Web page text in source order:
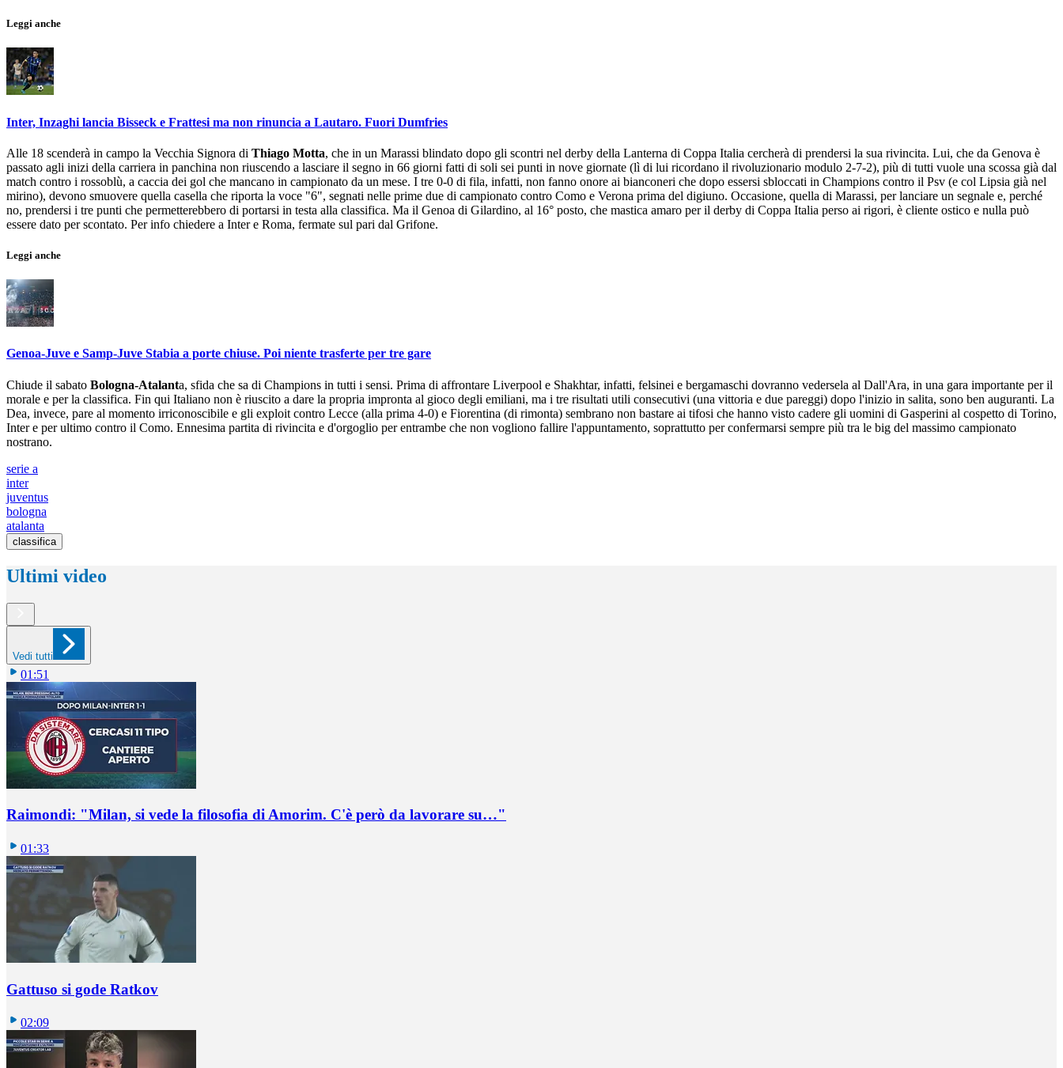
Leggi anche
Inter, Inzaghi lancia Bisseck e Frattesi ma non rinuncia a Lautaro. Fuori Dumfries
Alle 18 scenderà in campo la Vecchia Signora di Thiago Motta, che in un Marassi blindato dopo gli scontri nel derby della Lanterna di Coppa Italia cercherà di prendersi la sua rivincita. Lui, che da Genova è
passato agli inizi della carriera in panchina non riuscendo a lasciare il segno in 66 giorni fatti di soli sei punti in nove giornate (lì di lui ricordano il rivoluzionario modulo 2-7-2), più di tutti vuole una scossa già dal
match contro i rossoblù, a caccia dei gol che mancano in campionato da un mese. I tre 0-0 di fila, infatti, non fanno onore ai bianconeri che dopo essersi sbloccati in Champions contro il Psv (e col Lipsia già nel
mirino), devono smuovere quella casella che riporta la voce "6", segnati nelle prime due di campionato contro Como e Verona prima del digiuno. Occasione, quella di Marassi, per lanciare un segnale e, perché
no, prendersi i tre punti che permetterebbero di portarsi in testa alla classifica. Ma il Genoa di Gilardino, al 16° posto, che mastica amaro per il derby di Coppa Italia perso ai rigori, è cliente ostico e nulla può
essere dato per scontato. Per info chiedere a Inter e Roma, fermate sul pari dal Grifone.
Leggi anche
Genoa-Juve e Samp-Juve Stabia a porte chiuse. Poi niente trasferte per tre gare
Chiude il sabato Bologna-Atalanta, sfida che sa di Champions in tutti i sensi. Prima di affrontare Liverpool e Shakhtar, infatti, felsinei e bergamaschi dovranno vedersela al Dall'Ara, in una gara importante per il
morale e per la classifica. Fin qui Italiano non è riuscito a dare la propria impronta al gioco degli emiliani, ma i tre risultati utili consecutivi (una vittoria e due pareggi) dopo l'inizio in salita, sono ben auguranti. La
Dea, invece, pare al momento irriconoscibile e gli exploit contro Lecce (alla prima 4-0) e Fiorentina (di rimonta) sembrano non bastare ai tifosi che hanno visto cadere gli uomini di Gasperini al cospetto di Torino,
Inter e per ultimo contro il Como. Ennesima partita di rivincita e d'orgoglio per entrambe che non vogliono fallire l'appuntamento, soprattutto per confermarsi sempre più tra le big del massimo campionato
nostrano.
serie a
inter
juventus
bologna
atalanta
classifica
Ultimi video
Vedi tutti
01:51
Raimondi: "Milan, si vede la filosofia di Amorim. C'è però da lavorare su…"
01:33
Gattuso si gode Ratkov
02:09